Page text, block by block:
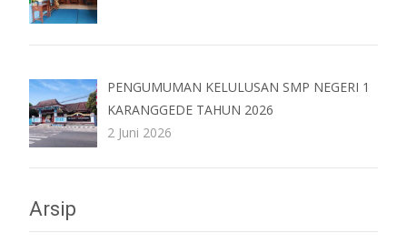
PENGUMUMAN KELULUSAN SMP NEGERI 1
KARANGGEDE TAHUN 2026
2 Juni 2026
Arsip